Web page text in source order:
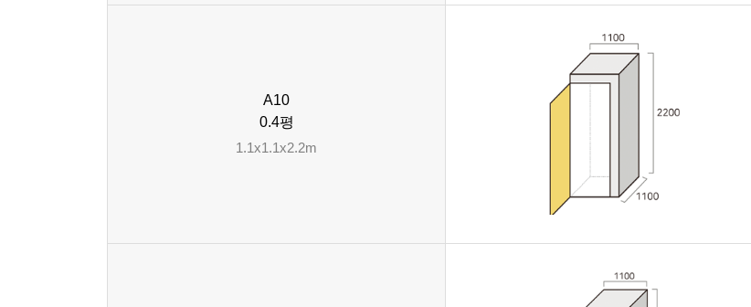
A10
0.4평
1.1x1.1x2.2m